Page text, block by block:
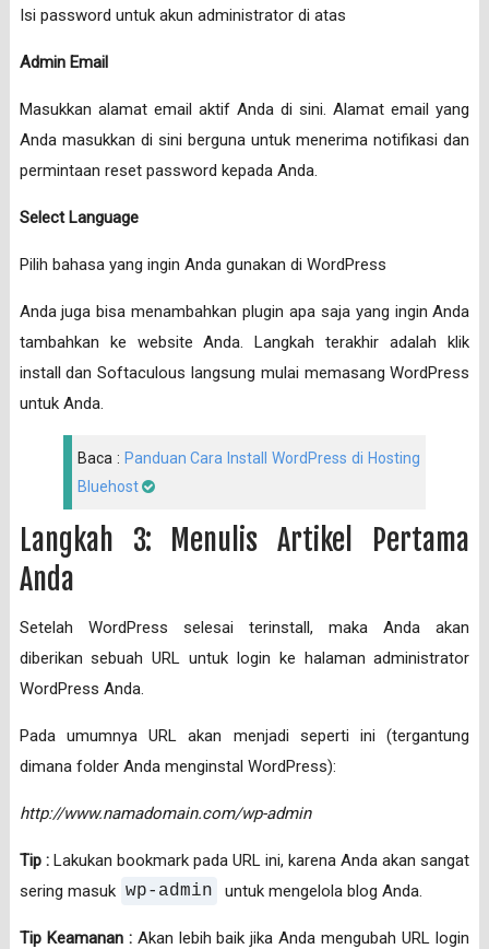
Isi password untuk akun administrator di atas
Admin Email
Masukkan alamat email aktif Anda di sini. Alamat email yang
Anda masukkan di sini berguna untuk menerima notifikasi dan
permintaan reset password kepada Anda.
Select Language
Pilih bahasa yang ingin Anda gunakan di WordPress
Anda juga bisa menambahkan plugin apa saja yang ingin Anda
tambahkan ke website Anda. Langkah terakhir adalah klik
install dan Softaculous langsung mulai memasang WordPress
untuk Anda.
Baca : Panduan Cara Install WordPress di Hosting
Bluehost
Langkah 3: Menulis Artikel Pertama
Anda
Setelah WordPress selesai terinstall, maka Anda akan
diberikan sebuah URL untuk login ke halaman administrator
WordPress Anda.
Pada umumnya URL akan menjadi seperti ini (tergantung
dimana folder Anda menginstal WordPress):
http://www.namadomain.com/wp-admin
Tip :Lakukan bookmark pada URL ini, karena Anda akan sangat
sering masuk wp-admin untuk mengelola blog Anda.
Tip Keamanan :Akan lebih baik jika Anda mengubah URL login